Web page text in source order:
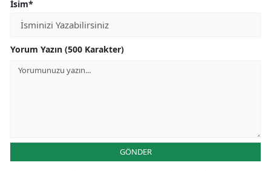
İsim*
Yorum Yazın (500 Karakter)
GÖNDER